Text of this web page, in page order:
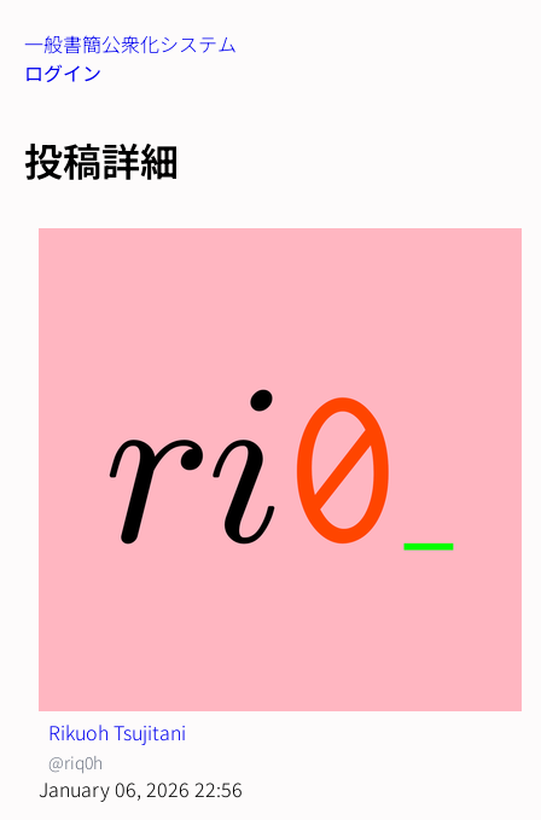
一般書簡公衆化システム
ログイン
投稿詳細
Rikuoh Tsujitani
@riq0h
January 06, 2026 22:56